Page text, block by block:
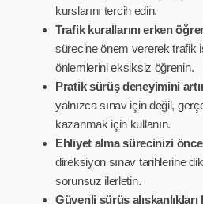
kurslarını tercih edin.
Trafik kurallarını erken
sürecine önem vererek trafik
önlemlerini eksiksiz öğrenin.
Pratik sürüş deneyimini
yalnızca sınav için değil,
kazanmak için kullanın.
Ehliyet alma sürecinizi
direksiyon sınav tarihlerine
sorunsuz ilerletin.
Güvenli sürüş alışkanlıkları